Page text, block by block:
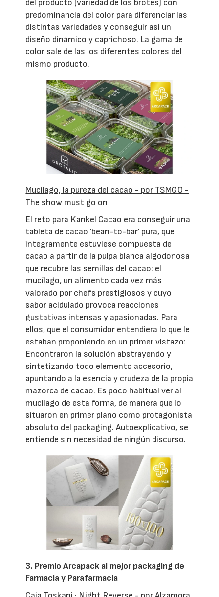
del producto (variedad de los brotes) con
predominancia del color para diferenciar las
distintas variedades y conseguir así un
diseño dinámico y caprichoso. La gama de
color sale de las los diferentes colores del
mismo producto.
Mucílago, la pureza del cacao - por TSMGO -
The show must go on
El reto para Kankel Cacao era conseguir una
tableta de cacao 'bean-to-bar' pura, que
íntegramente estuviese compuesta de
cacao a partir de la pulpa blanca algodonosa
que recubre las semillas del cacao: el
mucílago, un alimento cada vez más
valorado por chefs prestigiosos y cuyo
sabor acidulado provoca reacciones
gustativas intensas y apasionadas. Para
ellos, que el consumidor entendiera lo que le
estaban proponiendo en un primer vistazo:
Encontraron la solución abstrayendo y
sintetizando todo elemento accesorio,
apuntando a la esencia y crudeza de la propia
mazorca de cacao. Es poco habitual ver al
mucílago de esta forma, de manera que lo
situaron en primer plano como protagonista
absoluto del packaging. Autoexplicativo, se
entiende sin necesidad de ningún discurso.
3. Premio Arcapack al mejor packaging de
Farmacia y Parafarmacia